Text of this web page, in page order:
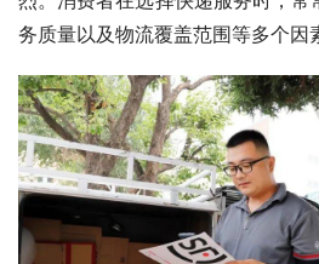
务质量以及物流覆盖范围等多个因